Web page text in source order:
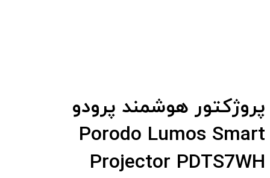
پروژکتور هوشمند پرودو
Porodo Lumos Smart
Projector PDTS7WH